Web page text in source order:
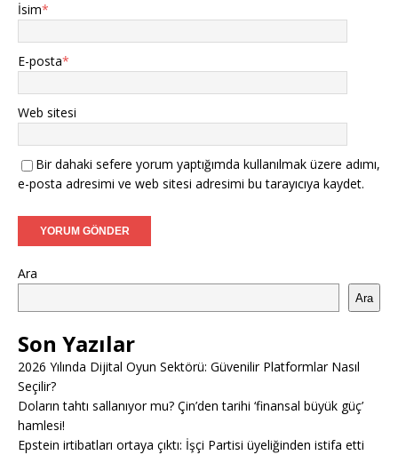
İsim*
E-posta*
Web sitesi
Bir dahaki sefere yorum yaptığımda kullanılmak üzere adımı,
e-posta adresimi ve web sitesi adresimi bu tarayıcıya kaydet.
Ara
Ara
Son Yazılar
2026 Yılında Dijital Oyun Sektörü: Güvenilir Platformlar Nasıl
Seçilir?
Doların tahtı sallanıyor mu? Çin’den tarihi ‘finansal büyük güç’
hamlesi!
Epstein irtibatları ortaya çıktı: İşçi Partisi üyeliğinden istifa etti